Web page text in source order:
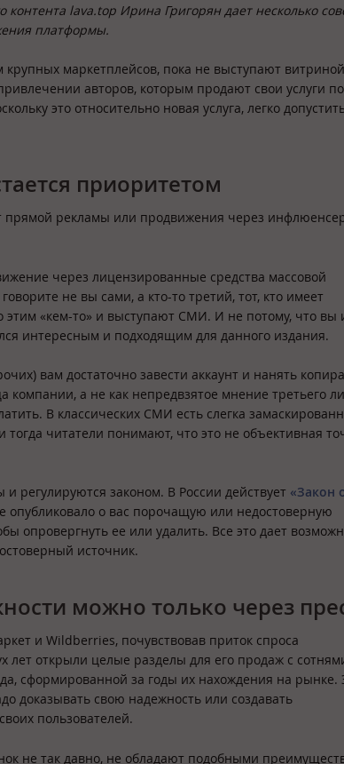
lava.top Ирина Григорян дает несколько
платформы.
маркетплейсов, пока не выступают витриной
авторов, которым продают свои услуги по
это относительно новая услуга, легко
приоритетом
прямой рекламы или продвижения через
через лицензированные средства массовой
не вы сами, а кто-то третий, тот, кто имеет
«кем-то» и выступают СМИ. И не потому, что вы
интересным и подходящим для данного издания.
вам достаточно завести аккаунт и нанять
компании, а не как непредвзятое мнение третьего
В классических СМИ есть слегка
читатели понимают, что это не объективная
регулируются законом. В России действует «Закон
опубликовало о вас порочащую или недостоверную
опровергнуть ее или удалить. Все это дает
источник.
можно только через
и Wildberries, почувствовав приток спроса
лет открыли целые разделы для его продаж с
сформированной за годы их нахождения на рынке.
доказывать свою надежность или создавать
пользователей.
не так давно, не обладают подобными